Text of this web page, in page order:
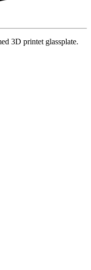
3D printet glassplate.